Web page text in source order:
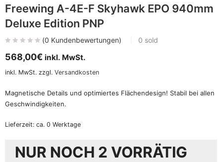
Freewing A-4E-F Skyhawk EPO 940mm
Deluxe Edition PNP
(0 Kundenbewertungen) 0 sold
568,00€ inkl. MwSt.
inkl. MwSt. zzgl. Versandkosten
Magnetische Details und optimiertes Flächendesign! Stabil bei allen
Geschwindigkeiten.
Lieferzeit: ca. 0 Werktage
NUR NOCH 2 VORRÄTIG